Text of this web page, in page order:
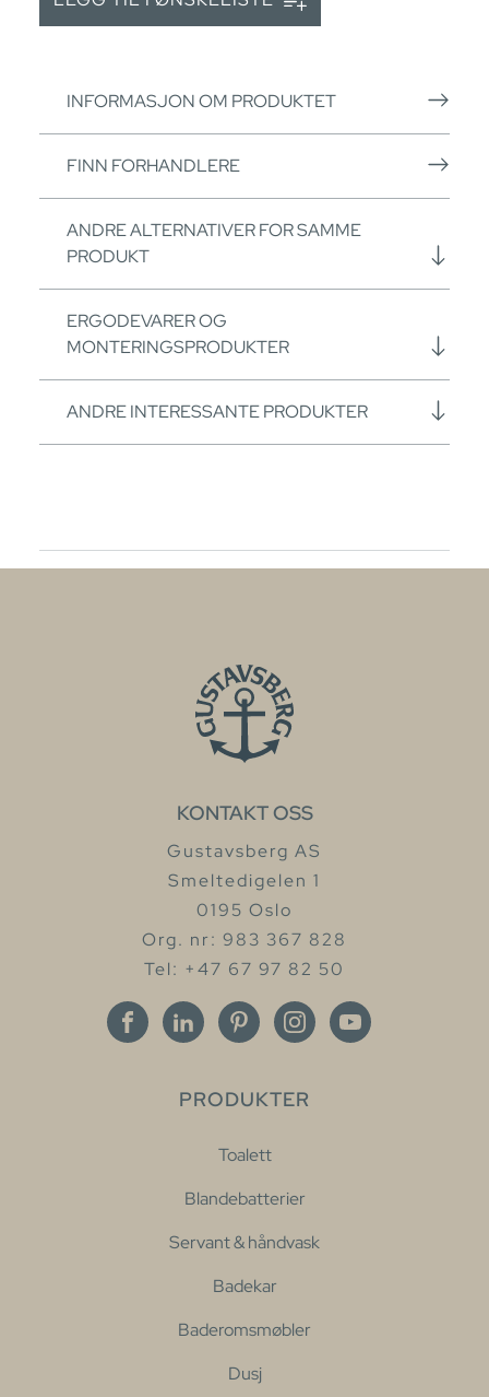
INFORMASJON OM PRODUKTET
FINN FORHANDLERE
ANDRE ALTERNATIVER FOR SAMME
PRODUKT
ERGODEVARER OG
MONTERINGSPRODUKTER
ANDRE INTERESSANTE PRODUKTER
KONTAKT OSS
Gustavsberg AS
Smeltedigelen 1
0195 Oslo
Org. nr: 983 367 828
Tel: +47 67 97 82 50
PRODUKTER
Toalett
Blandebatterier
Servant & håndvask
Badekar
Baderomsmøbler
Dusj